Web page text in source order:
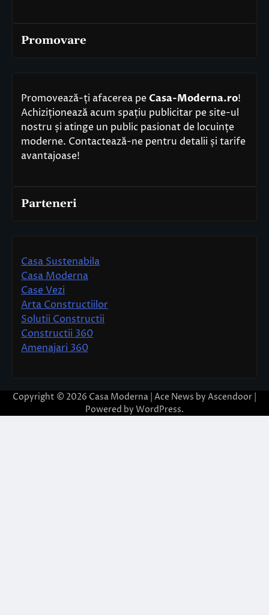
Promovare
Promovează-ți afacerea pe Casa-Moderna.ro!
Achiziționează acum spațiu publicitar pe site-ul
nostru și atinge un public pasionat de locuințe
moderne. Contactează-ne pentru detalii și tarife
avantajoase!
Parteneri
Casa Sustenabila
Casa Moderna
Case Vezi
Arta Constructiilor
Solutii Constructii
Constructii 360
Amenajari 360
Copyright © 2026 Casa Moderna | Ace News by Ascendoor
Powered by WordPress.